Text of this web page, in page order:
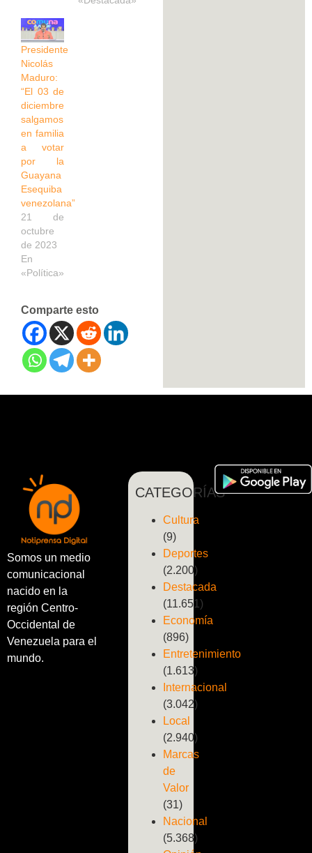
Presidente
Nicolás
Maduro:
“El 03 de
diciembre
salgamos
en familia
a votar
por la
Guayana
Esequiba
venezolana”
21 de
octubre
de 2023
En
«Política»
Comparte esto
Somos un medio
comunicacional
nacido en la
región Centro-
Occidental de
Venezuela para el
mundo.
CATEGORÍAS
Cultura
(9)
Deportes
(2.200)
Destacada
(11.651)
Economía
(896)
Entretenimiento
(1.613)
Internacional
(3.042)
Local
(2.940)
Marcas
de
Valor
(31)
Nacional
(5.368)